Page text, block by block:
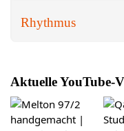
24.01.2019
27.03.2022
Absolutes Gehör -
Rhythmus
Aktuelle YouTube-